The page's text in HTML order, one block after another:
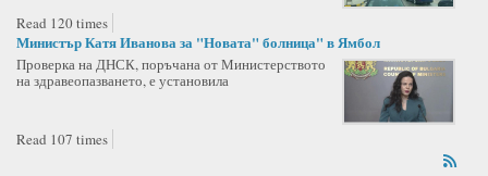
Read 120 times
Министър Катя Иванова за "Новата" болница" в Ямбол
Проверка на ДНСК, поръчана от Министерството
на здравеопазването, е установила
Read 107 times